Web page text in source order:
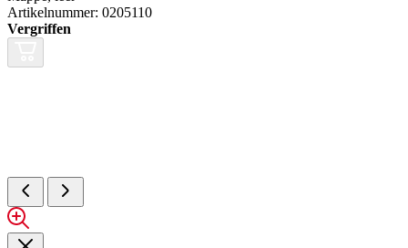
Artikelnummer: 0205110
Vergriffen